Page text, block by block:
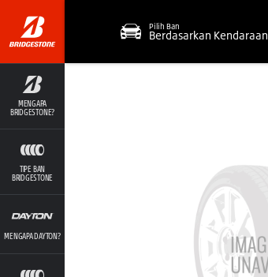
MENGAPA
BRIDGESTONE?
TIPE BAN
BRIDGESTONE
MENGAPA DAYTON?
Pilih Ban
Berdasarkan Kendaraan